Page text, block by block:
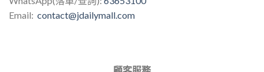
Email: contact@jdailymall.com